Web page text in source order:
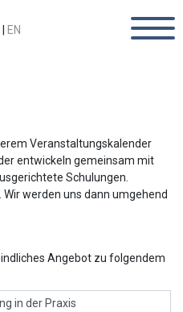
EN
Veranstaltungskalender
entwickeln gemeinsam mit
Schulungen.
werden uns dann umgehend
Angebot zu folgendem